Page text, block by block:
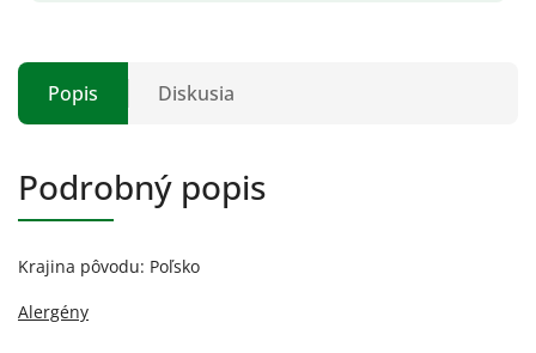
Popis Diskusia
Podrobný popis
Krajina pôvodu: Poľsko
Alergény